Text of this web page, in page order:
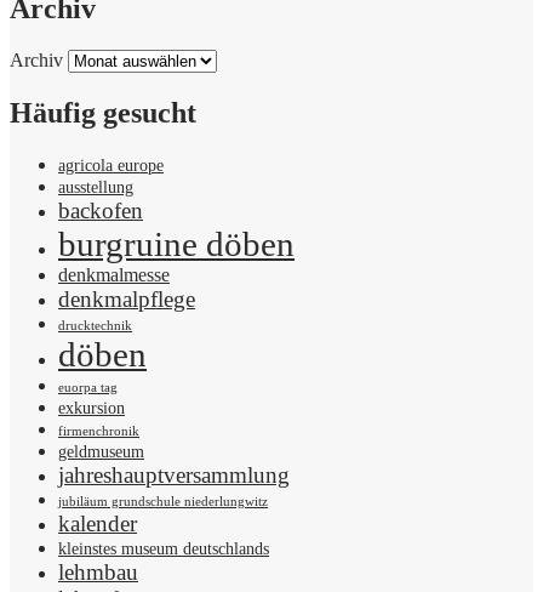
Archiv
Archiv
Häufig gesucht
agricola europe
ausstellung
backofen
burgruine döben
denkmalmesse
denkmalpflege
drucktechnik
döben
euorpa tag
exkursion
firmenchronik
geldmuseum
jahreshauptversammlung
jubiläum grundschule niederlungwitz
kalender
kleinstes museum deutschlands
lehmbau